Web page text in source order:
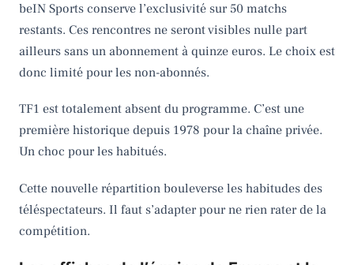
beIN Sports conserve l’exclusivité sur 50 matchs
restants. Ces rencontres ne seront visibles nulle part
ailleurs sans un abonnement à quinze euros. Le choix est
donc limité pour les non-abonnés.
TF1 est totalement absent du programme. C’est une
première historique depuis 1978 pour la chaîne privée.
Un choc pour les habitués.
Cette nouvelle répartition bouleverse les habitudes des
téléspectateurs. Il faut s’adapter pour ne rien rater de la
compétition.